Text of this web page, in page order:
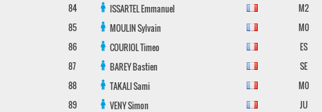
84
ISSARTELEmmanuel M2
85
MOULINSylvain M0
86
COURIOLTimeo ES
87
BAREYBastien SE
88
TAKALISami M0
89
VENYSimon JU